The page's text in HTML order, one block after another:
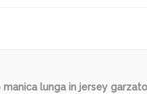
manica lunga in jersey